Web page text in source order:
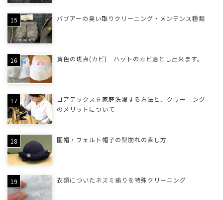
バブアーの臭い取りクリーニング・メンテンス種類
黄色の斑点(カビ) ハットのカビ落とし出来ます。
ゴアテックスを家庭洗濯する方法と、クリーニング
のメリットについて
園帽・フェルト帽子の型崩れの直し方
衣類についたネズミ捕りを特殊クリーニング